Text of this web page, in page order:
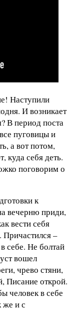
Наступили
И возникает
В период поста
пуговицы и
а вот потом,
куда себя деть.
поговорим о
к
вечерню приди,
вести себя
–
себе. Не болтай
вошел
чрево стяни,
Писание открой.
человек в себе
же и с